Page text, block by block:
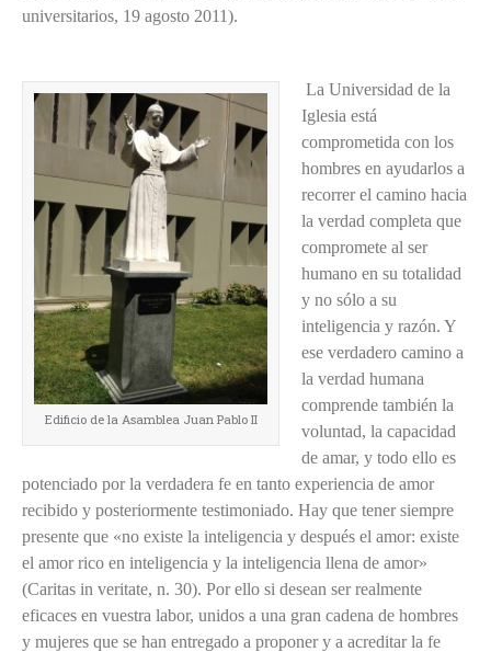
universitarios, 19 agosto 2011).
Edificio de la Asamblea Juan Pablo II
La Universidad de la
Iglesia está
comprometida con los
hombres en ayudarlos a
recorrer el camino hacia
la verdad completa que
compromete al ser
humano en su totalidad
y no sólo a su
inteligencia y razón. Y
ese verdadero camino a
la verdad humana
comprende también la
voluntad, la capacidad
de amar, y todo ello es
potenciado por la verdadera fe en tanto experiencia de amor
recibido y posteriormente testimoniado. Hay que tener siempre
presente que «no existe la inteligencia y después el amor: existe
el amor rico en inteligencia y la inteligencia llena de amor»
(Caritas in veritate, n. 30). Por ello si desean ser realmente
eficaces en vuestra labor, unidos a una gran cadena de hombres
y mujeres que se han entregado a proponer y a acreditar la fe